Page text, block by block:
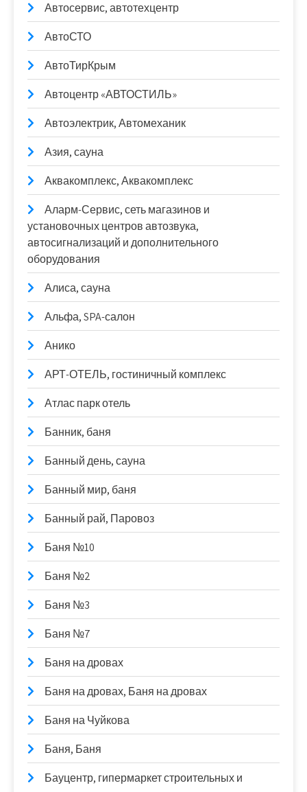
Автосервис, автотехцентр
АвтоСТО
АвтоТирКрым
Автоцентр «АВТОСТИЛЬ»
Автоэлектрик, Автомеханик
Азия, сауна
Аквакомплекс, Аквакомплекс
Аларм-Сервис, сеть магазинов и
установочных центров автозвука,
автосигнализаций и дополнительного
оборудования
Алиса, сауна
Альфа, SPA-салон
Анико
АРТ-ОТЕЛЬ, гостиничный комплекс
Атлас парк отель
Банник, баня
Банный день, сауна
Банный мир, баня
Банный рай, Паровоз
Баня №10
Баня №2
Баня №3
Баня №7
Баня на дровах
Баня на дровах, Баня на дровах
Баня на Чуйкова
Баня, Баня
Бауцентр, гипермаркет строительных и